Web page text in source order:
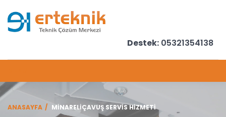
Destek: 05321354138
ANASAYFA MINARELIÇAVUŞ SERVIS HIZMETI